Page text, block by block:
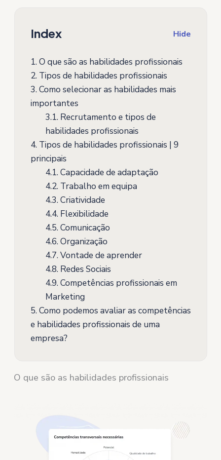
Index Hide
1.O que são as habilidades profissionais
2.Tipos de habilidades profissionais
3.Como selecionar as habilidades mais
importantes
3.1.Recrutamento e tipos de
habilidades profissionais
4.Tipos de habilidades profissionais | 9
principais
4.1.Capacidade de adaptação
4.2.Trabalho em equipa
4.3.Criatividade
4.4.Flexibilidade
4.5.Comunicação
4.6.Organização
4.7.Vontade de aprender
4.8.Redes Sociais
4.9.Competências profissionais em
Marketing
5.Como podemos avaliar as competências
e habilidades profissionais de uma
empresa?
O que são as habilidades profissionais